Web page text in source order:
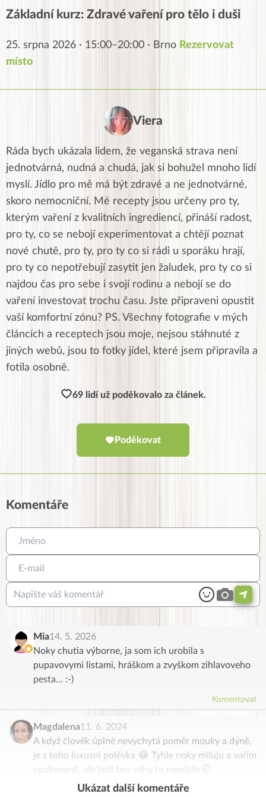
Základní kurz: Zdravé vaření pro tělo i duši
25. srpna 2026 · 15:00–20:00 · Brno Rezervovat
místo
Viera
Ráda bych ukázala lidem, že veganská strava není
jednotvárná, nudná a chudá, jak si bohužel mnoho lidí
myslí. Jídlo pro mě má být zdravé a ne jednotvárné,
skoro nemocniční. Mé recepty jsou určeny pro ty,
kterým vaření z kvalitních ingrediencí, přináší radost,
pro ty, co se nebojí experimentovat a chtějí poznat
nové chutě, pro ty, pro ty co si rádi u sporáku hrají,
pro ty co nepotřebují zasytit jen žaludek, pro ty co si
najdou čas pro sebe i svojí rodinu a nebojí se do
vaření investovat trochu času. Jste připraveni opustit
vaší komfortní zónu? PS. Všechny fotografie v mých
článcích a receptech jsou moje, nejsou stáhnuté z
jiných webů, jsou to fotky jídel, které jsem připravila a
fotila osobně.
69 lidí už poděkovalo za článek.
Poděkovat
Komentáře
Mia14. 5. 2026
Noky chutia výborne, ja som ich urobila s
pupavovymi listami, hráškom a zvyškom zihlavoveho
pesta… :-)
Komentovat
Magdalena11. 6. 2024
A když člověk úplně nevychytá poměr mouky a dýně,
je z toho luxusní polévka 😂 Tyhle noky miluju a vařím
opakovaně, ale holt bez váhy to nepůjde 🤭
Ukázat další komentáře